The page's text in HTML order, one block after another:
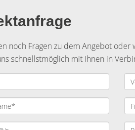
noch Fragen zu dem Angebot
schnellstmöglich mit Ihnen in